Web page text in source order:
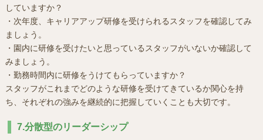
していますか？
・次年度、キャリアアップ研修を受けられるスタッフを確認してみ
ましょう。
・園内に研修を受けたいと思っているスタッフがいないか確認して
みましょう。
・勤務時間内に研修をうけてもらっていますか？
スタッフがこれまでどのような研修を受けてきているか関心を持
ち、それぞれの強みを継続的に把握していくことも大切です。
7.分散型のリーダーシップ